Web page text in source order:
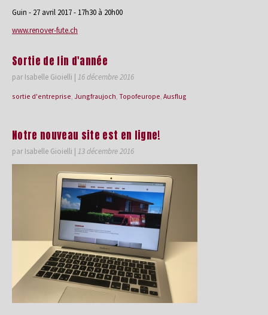
Guin - 27 avril 2017 - 17h30 à 20h00
www.renover-fute.ch
Sortie de fin d'année
par Isabelle Gioielli | 16 décembre 2016
sortie d'entreprise Jungfraujoch Topofeurope Ausflug
Notre nouveau site est en ligne!
par Isabelle Gioielli | 13 décembre 2016